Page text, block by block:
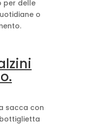
per delle
o
sacca con